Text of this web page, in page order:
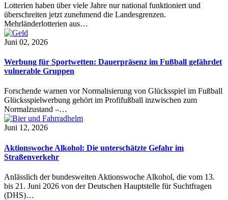
Lotterien haben über viele Jahre nur national funktioniert und
überschreiten jetzt zunehmend die Landesgrenzen.
Mehrländerlotterien aus…
Juni 02, 2026
Werbung für Sportwetten: Dauerpräsenz im Fußball gefährdet
vulnerable Gruppen
Forschende warnen vor Normalisierung von Glücksspiel im Fußball
Glücksspielwerbung gehört im Profifußball inzwischen zum
Normalzustand –…
Juni 12, 2026
Aktionswoche Alkohol: Die unterschätzte Gefahr im
Straßenverkehr
Anlässlich der bundesweiten Aktionswoche Alkohol, die vom 13.
bis 21. Juni 2026 von der Deutschen Hauptstelle für Suchtfragen
(DHS)…